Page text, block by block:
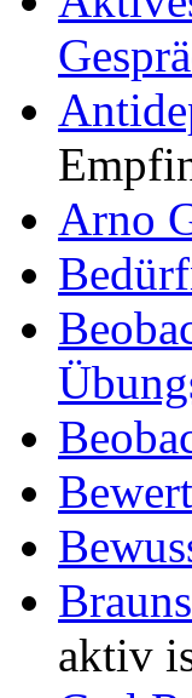
Arno
aktiv